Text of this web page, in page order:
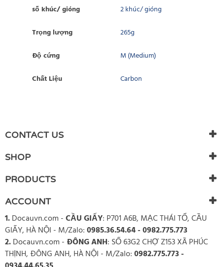
số khúc/ gióng 2 khúc/ gióng
Trọng lượng 265g
Độ cứng M (Medium)
Chất Liệu Carbon
There are currently no product reviews. Be the first who write
review
CONTACT US
SHOP
PRODUCTS
ACCOUNT
1.Docauvn.com -CẦU GIẤY: P701 A6B, MẠC THÁI TỔ, CẦU
GIẤY, HÀ NỘI - M/Zalo:0985.36.54.64 - 0982.775.773
2.Docauvn.com - ĐÔNG ANH: SỐ 63G2 CHỢ Z153 XÃ PHÚC
THỊNH, ĐÔNG ANH, HÀ NỘI - M/Zalo:0982.775.773 -